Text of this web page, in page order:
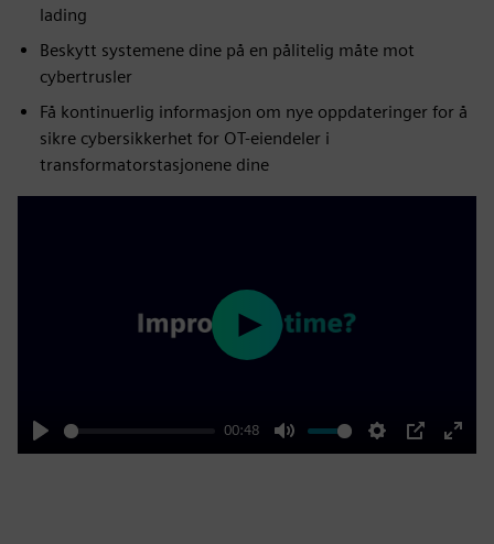
lading
Beskytt systemene dine på en pålitelig måte mot
cybertrusler
Få kontinuerlig informasjon om nye oppdateringer for å
sikre cybersikkerhet for OT-eiendeler i
transformatorstasjonene dine
Play
00:48
Mute Settings
PIP
Enter
Play